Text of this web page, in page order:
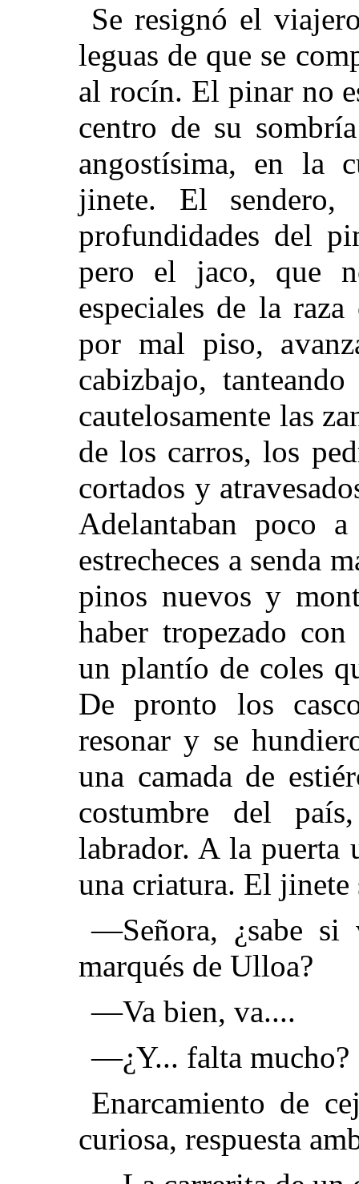
Se resignó el
leguas de que se
al rocín. El pinar no
centro de su
angostísima, en la
jinete. El sendero,
profundidades del
pero el jaco, que
especiales de la
por mal piso,
cabizbajo,
cautelosamente las
de los carros, los
cortados y
Adelantaban poco
estrecheces a senda
pinos nuevos y
haber tropezado
un plantío de coles
De pronto los
resonar y se
una camada de
costumbre del
labrador. A la puerta
una criatura. El jinete
—Señora, ¿sabe
marqués de Ulloa?
—Va bien, va....
—¿Y... falta mucho?
Enarcamiento de
curiosa, respuesta